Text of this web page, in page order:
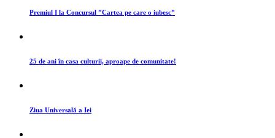
Premiul I la Concursul ”Cartea pe care o iubesc”
25 de ani în casa culturii, aproape de comunitate!
Ziua Universală a Iei